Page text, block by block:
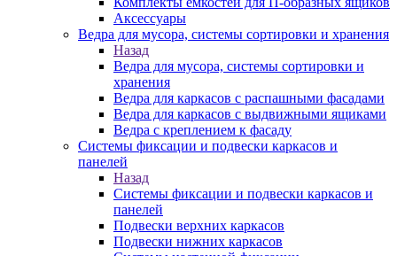
Аксессуары
Ведра для мусора, системы сортировки и хранения
Назад
Ведра для мусора, системы сортировки и
хранения
Ведра для каркасов с распашными фасадами
Ведра для каркасов с выдвижными ящиками
Ведра с креплением к фасаду
Системы фиксации и подвески каркасов и
панелей
Назад
Системы фиксации и подвески каркасов и
панелей
Подвески верхних каркасов
Подвески нижних каркасов